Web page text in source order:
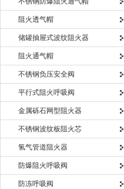
阻火透气帽
储罐抽屉式波纹阻火器
阻火通气帽
不锈钢负压安全阀
平行式阻火呼吸阀
金属砾石网型阻火器
不锈钢波纹板阻火芯
氢气管道阻火器
防爆阻火呼吸阀
防冻呼吸阀